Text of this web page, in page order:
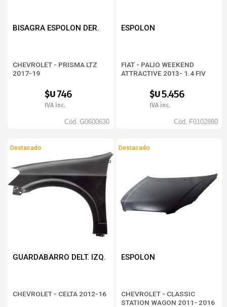
BISAGRA ESPOLON DER.
CHEVROLET - PRISMA LTZ
2017-19
$U746
IVA inc.
Cód. G0600630
ESPOLON
FIAT - PALIO WEEKEND
ATTRACTIVE 2013- 1.4 FIV
$U5.456
IVA inc.
Cód. F0102880
Destacado
GUARDABARRO DELT. IZQ.
CHEVROLET - CELTA 2012-16
Destacado
ESPOLON
CHEVROLET - CLASSIC
STATION WAGON 2011- 2016